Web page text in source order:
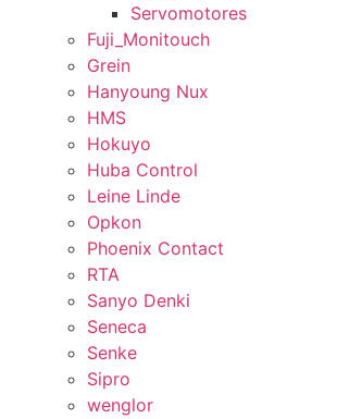
Servomotores
Fuji_Monitouch
Grein
Hanyoung Nux
HMS
Hokuyo
Huba Control
Leine Linde
Opkon
Phoenix Contact
RTA
Sanyo Denki
Seneca
Senke
Sipro
wenglor